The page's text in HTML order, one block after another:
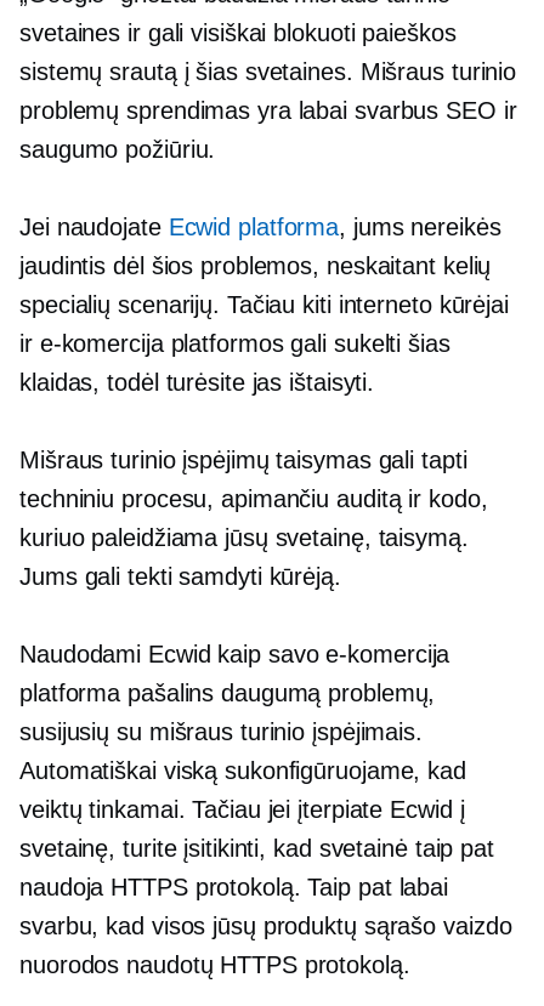
svetaines ir gali visiškai blokuoti paieškos
sistemų srautą į šias svetaines. Mišraus turinio
problemų sprendimas yra labai svarbus SEO ir
saugumo požiūriu.
Jei naudojate Ecwid platforma, jums nereikės
jaudintis dėl šios problemos, neskaitant kelių
specialių scenarijų. Tačiau kiti interneto kūrėjai
ir e-komercijaplatformos gali sukelti šias
klaidas, todėl turėsite jas ištaisyti.
Mišraus turinio įspėjimų taisymas gali tapti
techniniu procesu, apimančiu auditą ir kodo,
kuriuo paleidžiama jūsų svetainę, taisymą.
Jums gali tekti samdyti kūrėją.
Naudodami Ecwid kaip savoe-komercija
platforma pašalins daugumą problemų,
susijusių su mišraus turinio įspėjimais.
Automatiškai viską sukonfigūruojame, kad
veiktų tinkamai. Tačiau jei įterpiate Ecwid į
svetainę, turite įsitikinti, kad svetainė taip pat
naudoja HTTPS protokolą. Taip pat labai
svarbu, kad visos jūsų produktų sąrašo vaizdo
nuorodos naudotų HTTPS protokolą.